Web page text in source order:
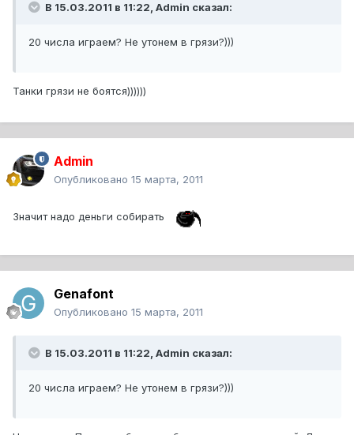
В 15.03.2011 в 11:22, Admin сказал:
20 числа играем? Не утонем в грязи?)))
Танки грязи не боятся))))))
Admin
Опубликовано 15 марта, 2011
Значит надо деньги собирать
Genafont
Опубликовано 15 марта, 2011
В 15.03.2011 в 11:22, Admin сказал:
20 числа играем? Не утонем в грязи?)))